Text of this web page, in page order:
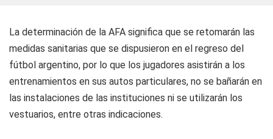
La determinación de la AFA significa que se retomarán las
medidas sanitarias que se dispusieron en el regreso del
fútbol argentino, por lo que los jugadores asistirán a los
entrenamientos en sus autos particulares, no se bañarán en
las instalaciones de las instituciones ni se utilizarán los
vestuarios, entre otras indicaciones.